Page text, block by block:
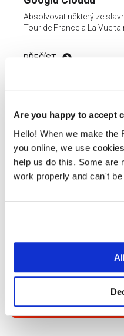
Are you happy to accept
Hello! When we make the
you online, we use
help us do this. Some are
work properly and can't
Absolvovat některý ze
Tour de France a La Vuelta
PŘEČÍST
Zajímá vás
Odebírejte naše pravidelné
from these communications
& Cookies PolicyandData